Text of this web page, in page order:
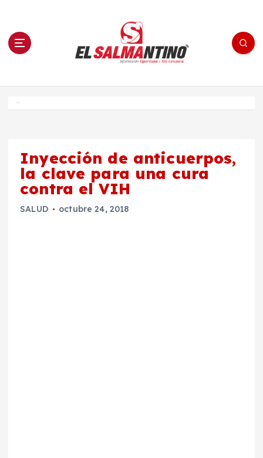
n El Salmantino - medios/noticias/editorial
Inyección de anticuerpos,
la clave para una cura
contra el VIH
SALUD octubre 24, 2018